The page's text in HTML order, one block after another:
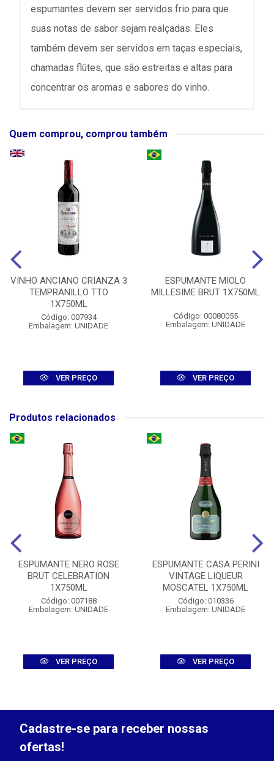
espumantes devem ser servidos frio para que
suas notas de sabor sejam realçadas. Eles
também devem ser servidos em taças especiais,
chamadas flûtes, que são estreitas e altas para
concentrar os aromas e sabores do vinho.
Quem comprou, comprou também
VINHO ANCIANO CRIANZA 3
TEMPRANILLO TTO
1X750ML
Código: 007934
Embalagem: UNIDADE
VER PREÇO
ESPUMANTE MIOLO
MILLESIME BRUT 1X750ML
Código: 00080055
Embalagem: UNIDADE
VER PREÇO
Produtos relacionados
ESPUMANTE NERO ROSE
BRUT CELEBRATION
1X750ML
Código: 007188
Embalagem: UNIDADE
VER PREÇO
ESPUMANTE CASA PERINI
VINTAGE LIQUEUR
MOSCATEL 1X750ML
Código: 010336
Embalagem: UNIDADE
VER PREÇO
Cadastre-se para receber nossas
ofertas!